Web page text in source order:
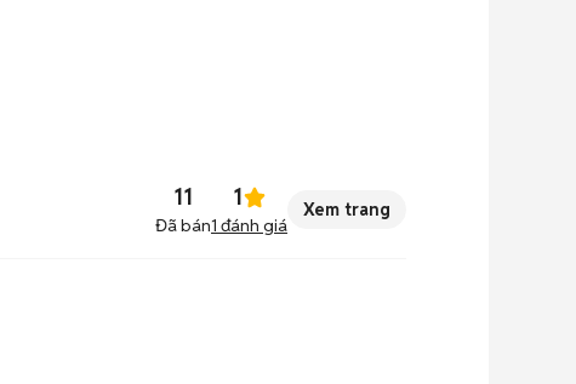
11
Đã bán
1
1 đánh giá
Xem trang